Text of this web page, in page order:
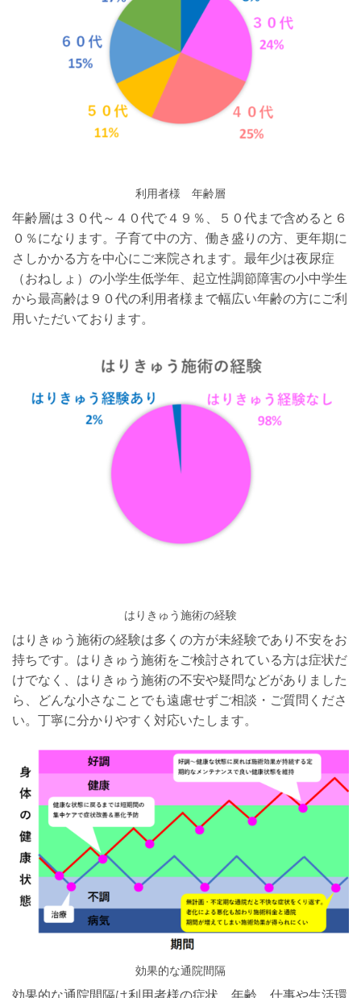
利用者様 年齢層
年齢層は３０代～４０代で４９％、５０代まで含めると６
０％になります。子育て中の方、働き盛りの方、更年期に
さしかかる方を中心にご来院されます。最年少は夜尿症
（おねしょ）の小学生低学年、起立性調節障害の小中学生
から最高齢は９０代の利用者様まで幅広い年齢の方にご利
用いただいております。
はりきゅう施術の経験
はりきゅう施術の経験は多くの方が未経験であり不安をお
持ちです。はりきゅう施術をご検討されている方は症状だ
けでなく、はりきゅう施術の不安や疑問などがありました
ら、どんな小さなことでも遠慮せずご相談・ご質問くださ
い。丁寧に分かりやすく対応いたします。
効果的な通院間隔